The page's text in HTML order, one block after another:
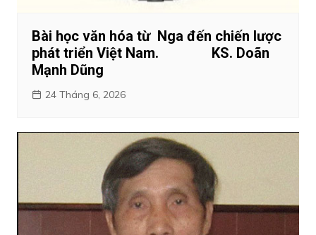
Bài học văn hóa từ Nga đến chiến lược
phát triển Việt Nam. KS. Doãn
Mạnh Dũng
24 Tháng 6, 2026